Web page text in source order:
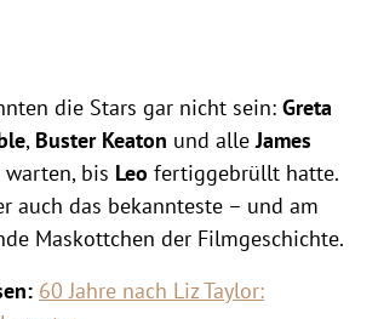
die Stars gar nicht sein: Greta
, Buster Keaton und alleJames
bis Leo fertiggebrüllt hatte.
auch das bekannteste – und am
Maskottchen der Filmgeschichte.
60 Jahre nach Liz Taylor: